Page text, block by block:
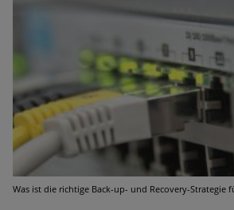
Bedrohungen
Ungebremster Aufstieg: Mega-
Unternehmen dürfen
unterschätzen
Weiterentwicklung der HTTP-basierten
Experten vor Tsunami bei Web-DDoS-
Phishing-Trend: Führungskräfte im
Harpoon Whaling?
Was ist die richtige Back-up- und Recovery-Strategie